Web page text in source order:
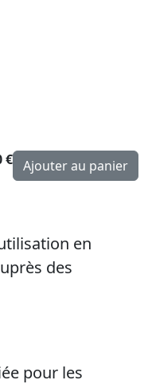
€
en
des
pour les